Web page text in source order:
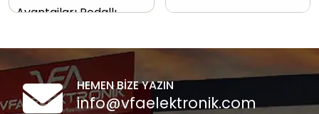
Avantajları Pedallı…
HEMEN BİZE YAZIN
info@vfaelektronik.com